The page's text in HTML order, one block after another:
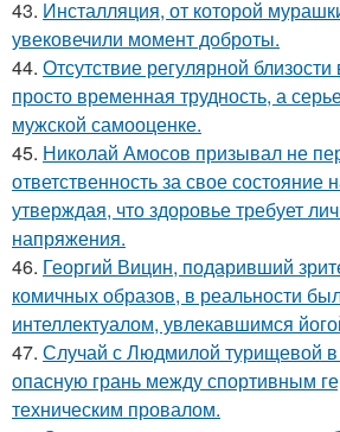
43. Инсталляция, от которой
увековечили момент доброты.
44. Отсутствие регулярной
просто временная трудность, а
мужской самооценке.
45. Николай Амосов призывал не
ответственность за свое состояние
утверждая, что здоровье требует
напряжения.
46. Георгий Вицин, подаривший
комичных образов, в реальности
интеллектуалом, увлекавшимся
47. Случай с Людмилой турищевой
опасную грань между спортивным
техническим провалом.